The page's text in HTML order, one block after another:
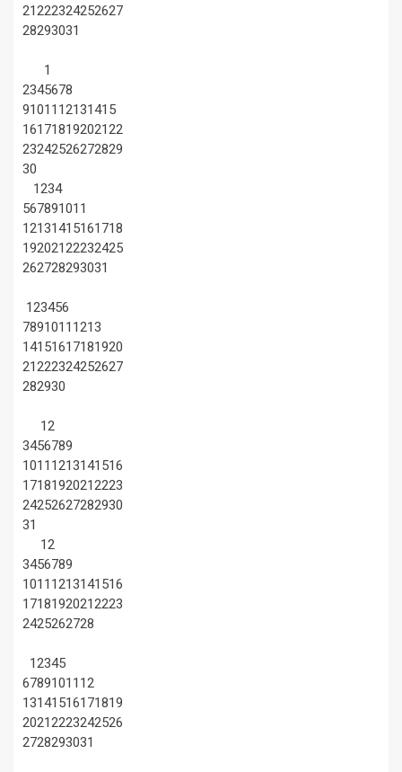
21222324252627
28293031
1
2345678
91011 12131415
16171819202122
23242526272829
30
1234
567891011
12131415161718
19202122232425
262728293031
123456
7891011 1213
14151617181920
21222324252627
282930
12
3456789
1011 1213141516
17181920212223
24252627282930
31
12
3456789
1011 1213141516
17181920212223
2425262728
12345
67891011 12
13141516171819
20212223242526
2728293031